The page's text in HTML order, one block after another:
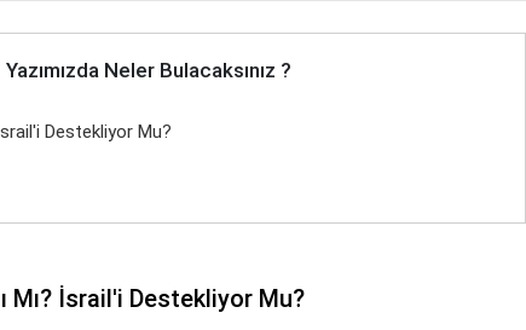
Yazımızda Neler Bulacaksınız ?
Destekliyor Mu?
Mı? İsrail'i Destekliyor Mu?